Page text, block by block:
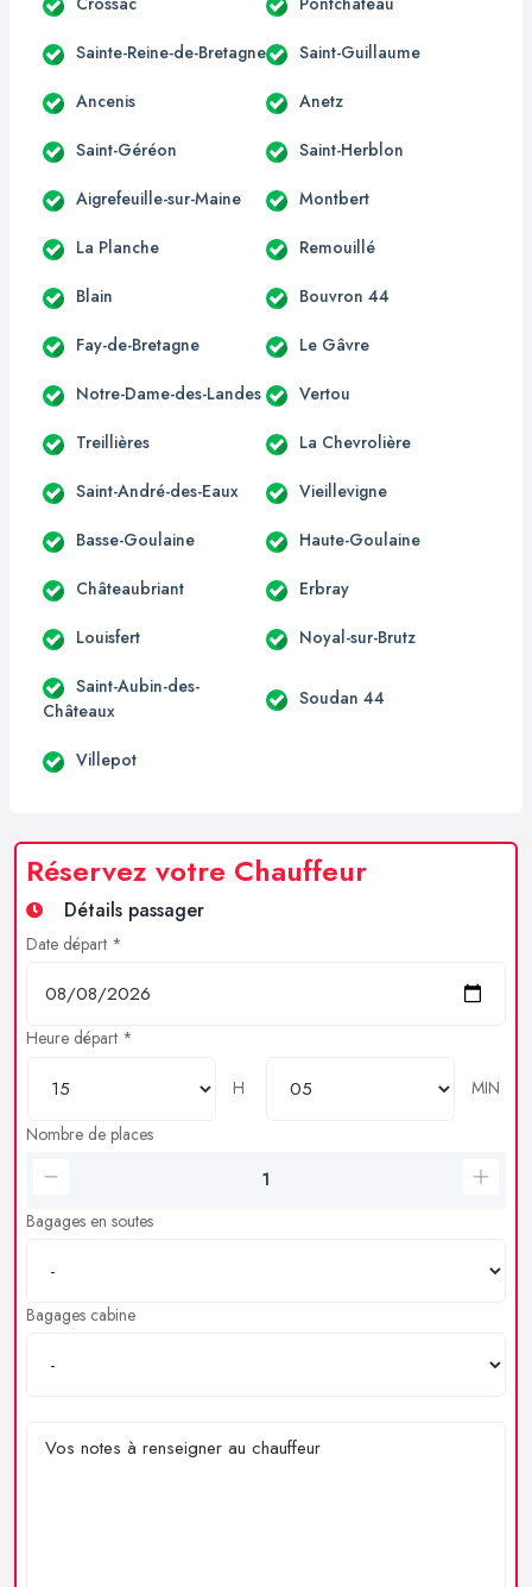
Sainte-Reine-de-Bretagne Saint-Guillaume
Ancenis Anetz
Saint-Géréon Saint-Herblon
Aigrefeuille-sur-Maine Montbert
La Planche Remouillé
Blain Bouvron 44
Fay-de-Bretagne Le Gâvre
Notre-Dame-des-Landes Vertou
Treillières La Chevrolière
Saint-André-des-Eaux Vieillevigne
Basse-Goulaine Haute-Goulaine
Châteaubriant Erbray
Louisfert Noyal-sur-Brutz
Saint-Aubin-des-
Châteaux
Soudan 44
Villepot
Réservez votre Chauffeur
Détails passager
Date départ *
Heure départ *
H
MIN
Nombre de places
Bagages en soutes
Bagages cabine